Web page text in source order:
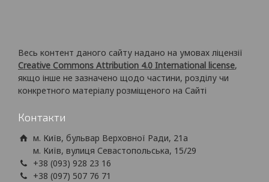
Весь контент даного сайту надано на умовах ліцензії
Creative Commons Attribution 4.0 International license,
якщо інше не зазначено щодо частини, розділу чи
конкретного матеріалу розміщеного на Сайті
Контакти
м. Київ, бульвар Верховної Ради, 21а
м. Київ, вулиця Севастопольська, 15/29
+38 (093) 928 23 16
+38 (097) 507 76 71